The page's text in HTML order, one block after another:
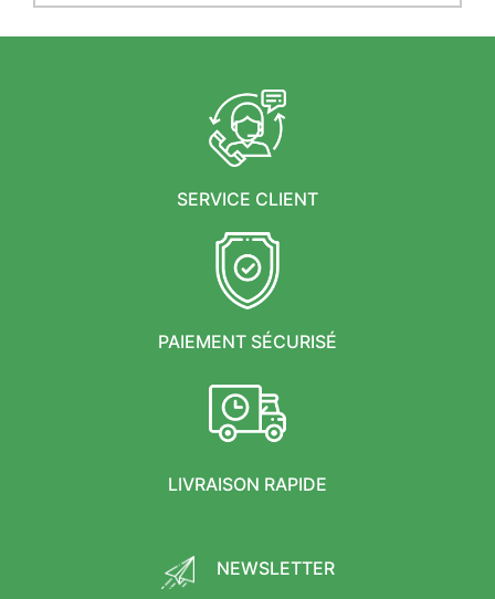
SERVICE CLIENT
PAIEMENT SÉCURISÉ
LIVRAISON RAPIDE
NEWSLETTER